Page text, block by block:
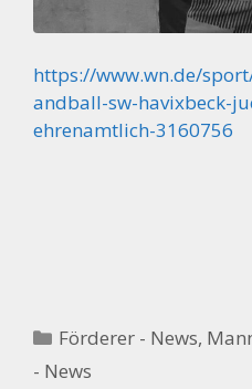
https://www.wn.de/
andball-sw-havixbeck-
ehrenamtlich-3160756
Kategorien
Förderer - News,
- News